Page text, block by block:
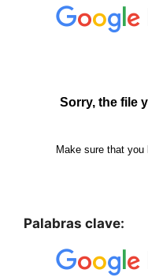
Palabras clave: